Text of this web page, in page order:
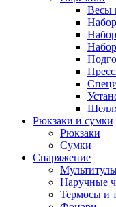
Весы
Рюкзаки и сумки
Рюкзаки
Сумки
Снаряжение
Наручные
Термосы и